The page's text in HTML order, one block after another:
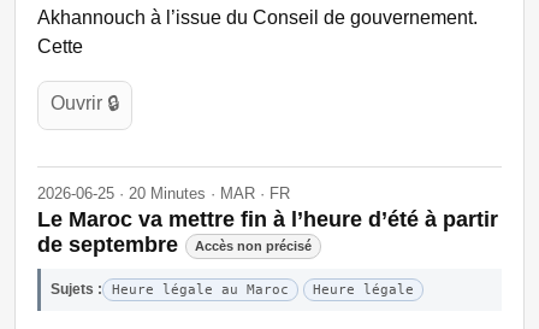
Akhannouch à l’issue du Conseil de gouvernement.
Cette
Ouvrir 🔒
2026-06-25 · 20 Minutes · MAR · FR
Le Maroc va mettre fin à l’heure d’été à partir
de septembre
Accès non précisé
Sujets : Heure légale au Maroc Heure légale